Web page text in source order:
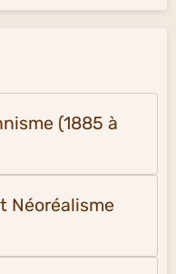
(1885 à
Néoréalisme